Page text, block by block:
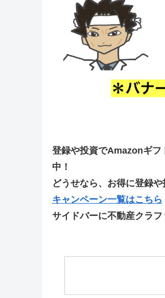
登録や投資でAmazonギフ
中！
どうせなら、お得に登録
キャンペーン一覧はこちら
サイドバーに不動産クラ